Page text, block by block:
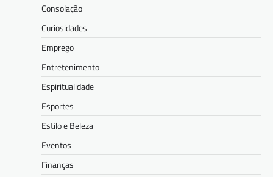
Consolação
Curiosidades
Emprego
Entretenimento
Espiritualidade
Esportes
Estilo e Beleza
Eventos
Finanças